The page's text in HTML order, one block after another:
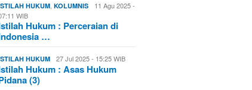
HUKUM ,KOLUMNIS
11 Agu 2025 -
WIB
Hukum : Perceraian di
…
HUKUM 27 Jul 2025 - 15:25 WIB
Hukum : Asas Hukum
(3)